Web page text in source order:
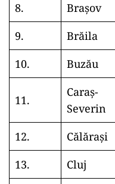
8.
Brașov
9.
Brăila
10.
Buzău
11.
Caraș-
Severin
12. Călărași
13.
Cluj